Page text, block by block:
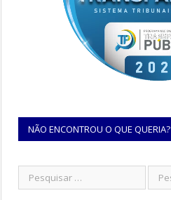
NÃO ENCONTROU O QUE QUERIA?